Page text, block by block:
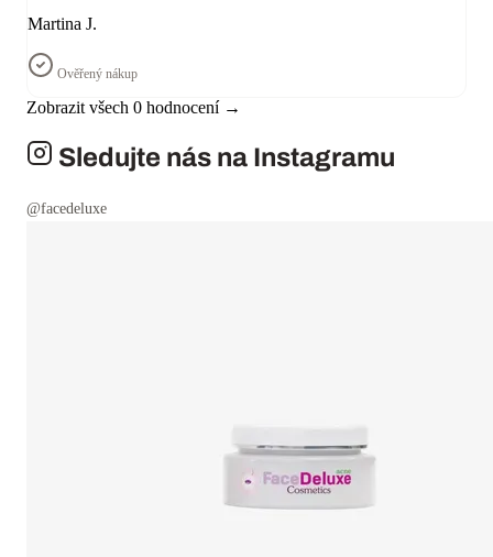
Martina J.
Ověřený nákup
Zobrazit všech 0 hodnocení →
Sledujte nás na Instagramu
@facedeluxe